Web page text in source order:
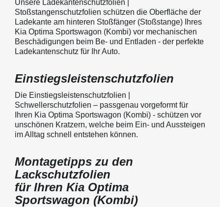
Unsere Ladekantenschutzfolien |
Stoßstangenschutzfolien schützen die Oberfläche der
Ladekante am hinteren Stoßfänger (Stoßstange) Ihres
Kia Optima Sportswagon (Kombi) vor mechanischen
Beschädigungen beim Be- und Entladen - der perfekte
Ladekantenschutz für Ihr Auto.
Einstiegsleistenschutzfolien
Die Einstiegsleistenschutzfolien |
Schwellerschutzfolien – passgenau vorgeformt für
Ihren Kia Optima Sportswagon (Kombi) - schützen vor
unschönen Kratzern, welche beim Ein- und Aussteigen
im Alltag schnell entstehen können.
Montagetipps zu den
Lackschutzfolien
für Ihren Kia Optima
Sportswagon (Kombi)